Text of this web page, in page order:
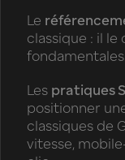
Le
classique : il
fondamentales.
Les pratiques
positionner
classiques de
vitesse,